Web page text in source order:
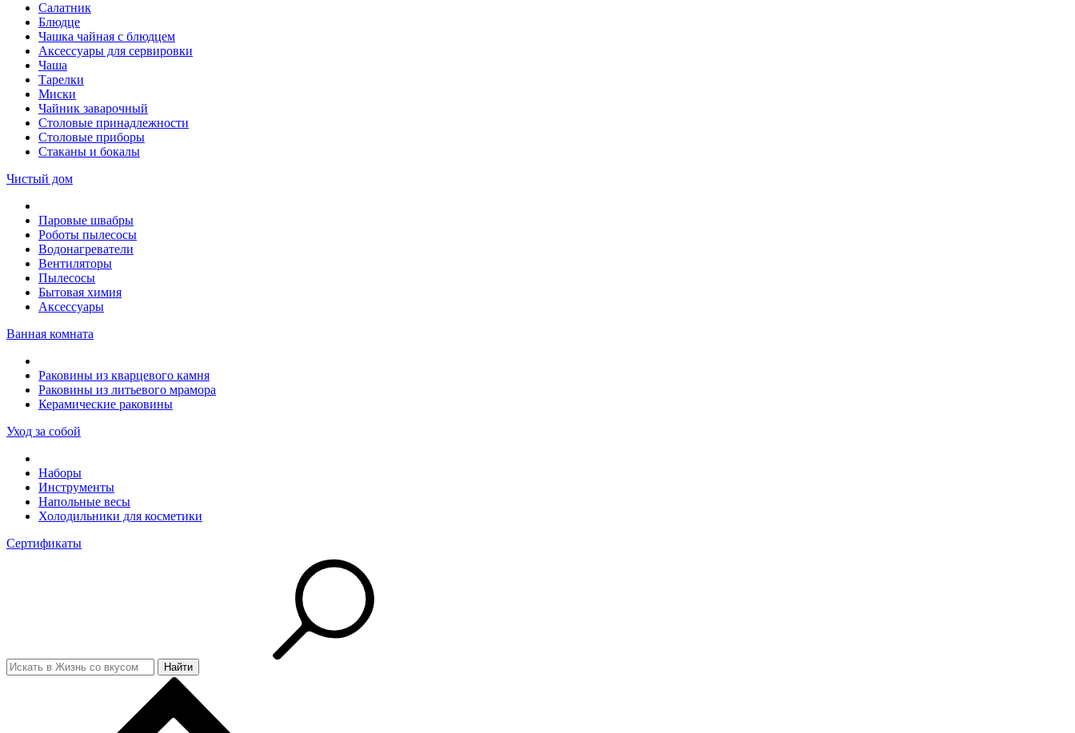
Салатник
Блюдце
Чашка чайная с блюдцем
Аксессуары для сервировки
Чаша
Тарелки
Миски
Чайник заварочный
Столовые принадлежности
Столовые приборы
Стаканы и бокалы
Чистый дом
Паровые швабры
Роботы пылесосы
Водонагреватели
Вентиляторы
Пылесосы
Бытовая химия
Аксессуары
Ванная комната
Раковины из кварцевого камня
Раковины из литьевого мрамора
Керамические раковины
Уход за собой
Наборы
Инструменты
Напольные весы
Холодильники для косметики
Сертификаты